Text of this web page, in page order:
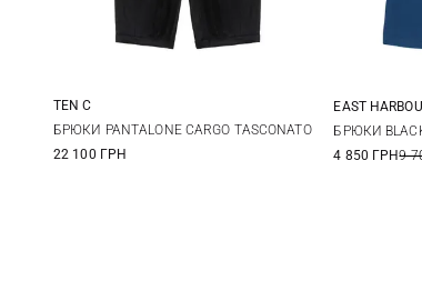
48 50 52 54
TEN C
БРЮКИ PANTALONE CARGO TASCONATO
22 100 ГРН
46
EAST
БРЮКИ
4 850 ГРН9